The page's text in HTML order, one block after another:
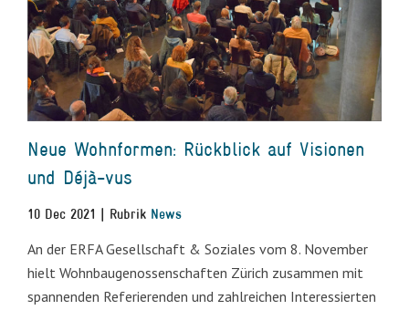
Neue Wohnformen: Rückblick auf Visionen
und Déjà-vus
10 Dec 2021 | Rubrik News
An der ERFA Gesellschaft & Soziales vom 8. November
hielt Wohnbaugenossenschaften Zürich zusammen mit
spannenden Referierenden und zahlreichen Interessierten